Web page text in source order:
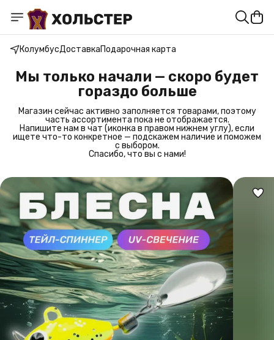
КолумбусДоставкаПодарочная карта
Мы только начали — скоро будет
гораздо больше
Магазин сейчас активно заполняется товарами, поэтому
часть ассортимента пока не отображается.
Напишите нам в чат (иконка в правом нижнем углу), если
ищете что-то конкретное — подскажем наличие и поможем
с выбором.
Спасибо, что вы с нами!